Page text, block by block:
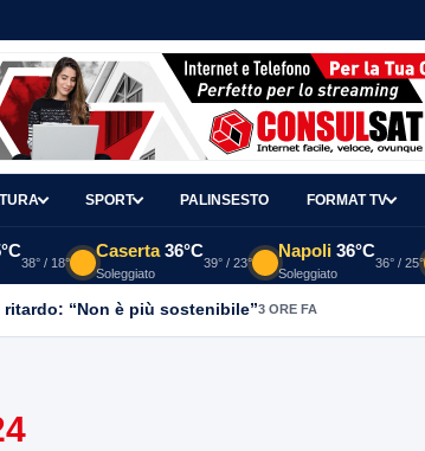
SPORT PALINSESTO FORMAT TV
38° / 18°
Caserta 36°C
Soleggiato
39° / 23°
Napoli 36°C
Soleggiato
36° / 25°
“Non è più sostenibile”3 ORE FA